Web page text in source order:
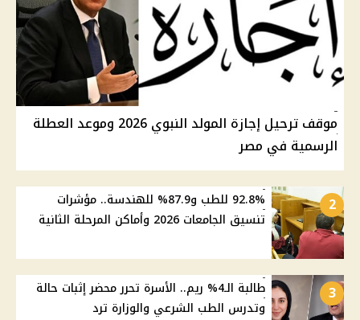
موقف ترحيل إجازة المولد النبوي 2026 وموعد العطلة
الرسمية في مصر
2
92.8% للطب و87.9% للهندسة.. مؤشرات
تنسيق الجامعات 2026 وأماكن المرحلة الثانية
3
طالبة الـ4% ريم.. الأسرة تحرر محضر إثبات حالة
وتدرس الطب الشرعي والوزارة ترد